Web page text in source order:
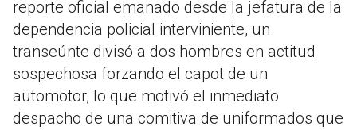
reporte oficial emanado desde la jefatura de la
dependencia policial interviniente, un
transeúnte divisó a dos hombres en actitud
sospechosa forzando el capot de un
automotor, lo que motivó el inmediato
despacho de una comitiva de uniformados que